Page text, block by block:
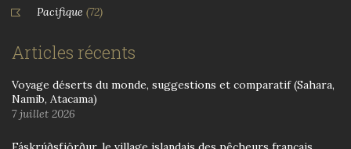
Pacifique (72)
Articles récents
Voyage déserts du monde, suggestions et comparatif (Sahara,
Namib, Atacama)
7 juillet 2026